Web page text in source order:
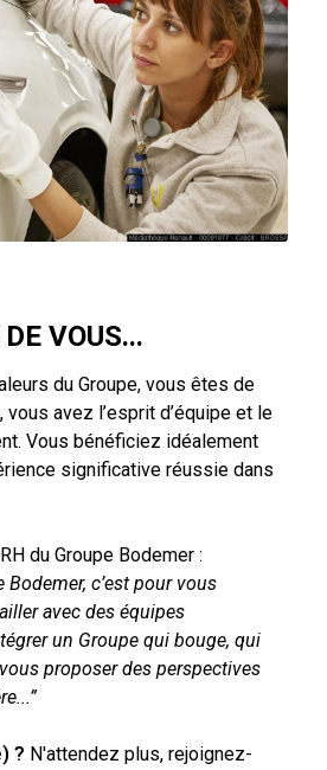
VOUS...
du Groupe, vous êtes de
avez l’esprit d’équipe et le
Vous bénéficiez idéalement
significative réussie dans
du Groupe Bodemer :
Bodemer, c’est pour vous
avec des équipes
un Groupe qui bouge, qui
proposer des perspectives
? N'attendez plus, rejoignez-